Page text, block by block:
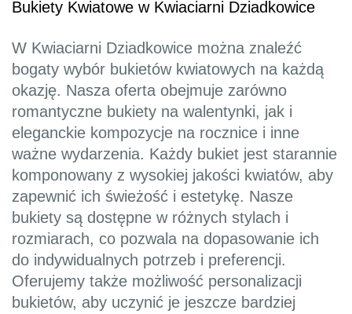
Bukiety Kwiatowe w Kwiaciarni Dziadkowice
W Kwiaciarni Dziadkowice można znaleźć
bogaty wybór bukietów kwiatowych na każdą
okazję. Nasza oferta obejmuje zarówno
romantyczne bukiety na walentynki, jak i
eleganckie kompozycje na rocznice i inne
ważne wydarzenia. Każdy bukiet jest starannie
komponowany z wysokiej jakości kwiatów, aby
zapewnić ich świeżość i estetykę. Nasze
bukiety są dostępne w różnych stylach i
rozmiarach, co pozwala na dopasowanie ich
do indywidualnych potrzeb i preferencji.
Oferujemy także możliwość personalizacji
bukietów, aby uczynić je jeszcze bardziej